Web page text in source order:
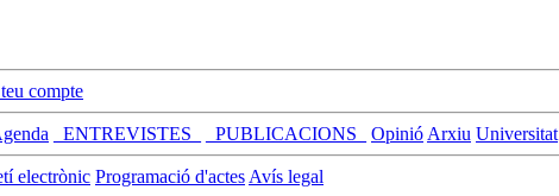
compte
_ENTREVISTES_ _PUBLICACIONS_ Opinió Arxiu Universitat
electrònic Programació d'actes Avís legal